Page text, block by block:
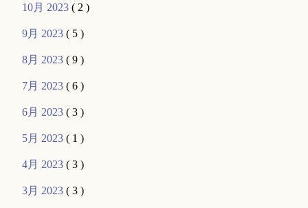
10月 2023( 2 )
9月 2023( 5 )
8月 2023( 9 )
7月 2023( 6 )
6月 2023( 3 )
5月 2023( 1 )
4月 2023( 3 )
3月 2023( 3 )